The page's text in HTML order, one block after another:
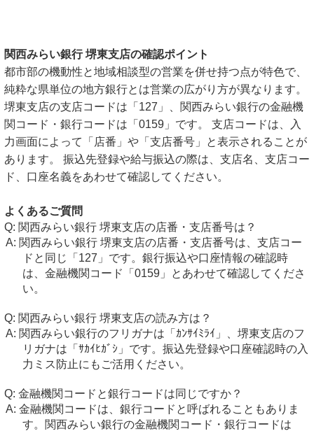
関西みらい銀行 堺東支店の確認ポイント
都市部の機動性と地域相談型の営業を併せ持つ点が特色で、
純粋な県単位の地方銀行とは営業の広がり方が異なります。
堺東支店の支店コードは「127」、関西みらい銀行の金融機
関コード・銀行コードは「0159」です。 支店コードは、入
力画面によって「店番」や「支店番号」と表示されることが
あります。 振込先登録や給与振込の際は、支店名、支店コー
ド、口座名義をあわせて確認してください。
よくあるご質問
関西みらい銀行 堺東支店の店番・支店番号は？
関西みらい銀行 堺東支店の店番・支店番号は、支店コー
ドと同じ「127」です。銀行振込や口座情報の確認時
は、金融機関コード「0159」とあわせて確認してくださ
い。
関西みらい銀行 堺東支店の読み方は？
関西みらい銀行のフリガナは「ｶﾝｻｲﾐﾗｲ」、堺東支店のフ
リガナは「ｻｶｲﾋｶﾞｼ」です。振込先登録や口座確認時の入
力ミス防止にもご活用ください。
金融機関コードと銀行コードは同じですか？
金融機関コードは、銀行コードと呼ばれることもありま
す。関西みらい銀行の金融機関コード・銀行コードは